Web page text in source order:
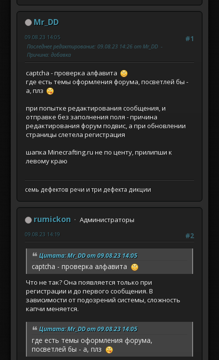
Mr_DD
#1
09.08.23 14:05
Последнее редактирование: 09.08.23 14:26 от Mr_DD
Причина: добавка
captcha - проверка алфавита
где есть темы оформления форума, посветлей бы -
а, плз
при попытке редактирования сообщения, и
отправке без заполнения поля - причина
редактирования форум подвис, а при обновлении
страницы слетела регистрация
шапка Minecrafting.ru не по центу, прилипши к
левому краю
семь дефектов речи и три дефекта дикции
rumickon
Администраторы
#2
09.08.23 14:19
Цитата: Mr_DD от 09.08.23 14:05
captcha - проверка алфавита
Что не так? Она появляется только при
регистрации и до первого сообщения. В
зависимости от подозрений системы, сложность
капчи меняется.
Цитата: Mr_DD от 09.08.23 14:05
где есть темы оформления форума,
посветлей бы - а, плз